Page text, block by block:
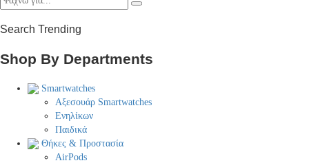
Search Trending
Shop By Departments
Smartwatches
Αξεσουάρ Smartwatches
Ενηλίκων
Παιδικά
Θήκες & Προστασία
AirPods